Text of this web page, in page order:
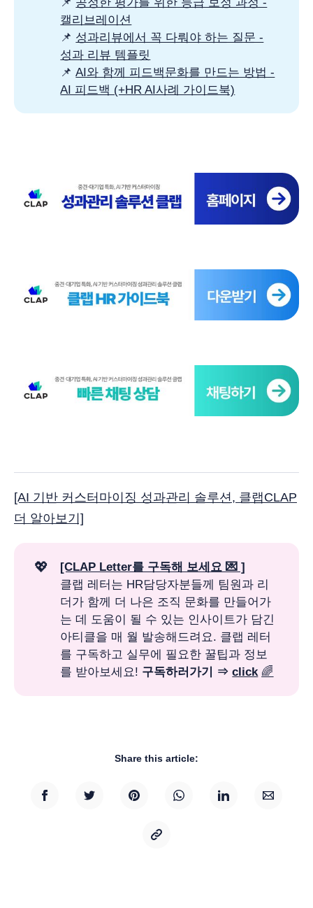
캘리브레이션
📌 성과리뷰에서 꼭 다뤄야 하는 질문 -
성과 리뷰 템플릿
📌AI와 함께 피드백문화를 만드는 방법 -
AI 피드백 (+HR AI사례 가이드북)
[AI 기반 커스터마이징 성과관리 솔루션, 클랩CLAP
더 알아보기]
💖
[CLAP Letter를 구독해 보세요 💌 ]
클랩 레터는 HR담당자분들께 팀원과 리
더가 함께 더 나은 조직 문화를 만들어가
는 데 도움이 될 수 있는 인사이트가 담긴
아티클을 매 월 발송해드려요. 클랩 레터
를 구독하고 실무에 필요한 꿀팁과 정보
를 받아보세요! 구독하러가기 ⇒ click 🌈
Share this article: